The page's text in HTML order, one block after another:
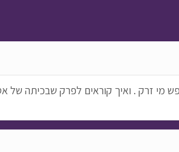
מי זרק . ואיך קוראים לפרק שבכיתה